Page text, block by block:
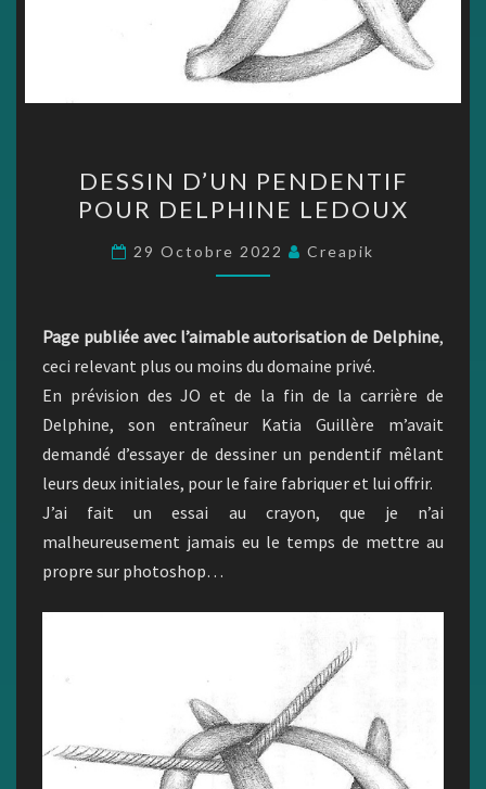
D’UN
PENDENTIF
POUR
DELPHINE
DESSIN D’UN PENDENTIF
POUR DELPHINE LEDOUX
29 Octobre 2022 Creapik
Page publiée avec l’aimable autorisation de Delphine,
ceci relevant plus ou moins du domaine privé.
En prévision des JO et de la fin de la carrière de
Delphine, son entraîneur Katia Guillère m’avait
demandé d’essayer de dessiner un pendentif mêlant
leurs deux initiales, pour le faire fabriquer et lui offrir.
J’ai fait un essai au crayon, que je n’ai
malheureusement jamais eu le temps de mettre au
propre sur photoshop…